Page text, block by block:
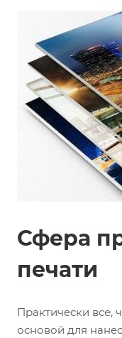
Сфера
печати
Практически все,
основой для